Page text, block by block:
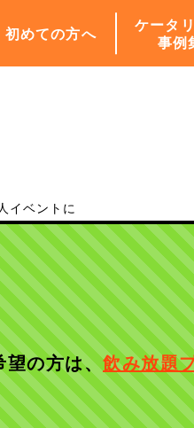
初めての方へ
ケータ
事例
イベントに
望の方は、飲み放題